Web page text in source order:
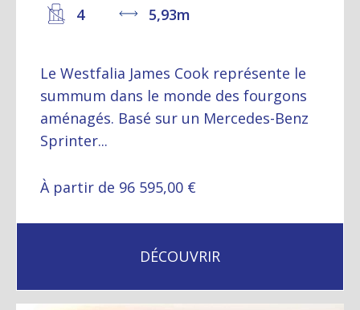
4 5,93m
Le Westfalia James Cook représente le
summum dans le monde des fourgons
aménagés. Basé sur un Mercedes-Benz
Sprinter...
À partir de 96 595,00 €
DÉCOUVRIR